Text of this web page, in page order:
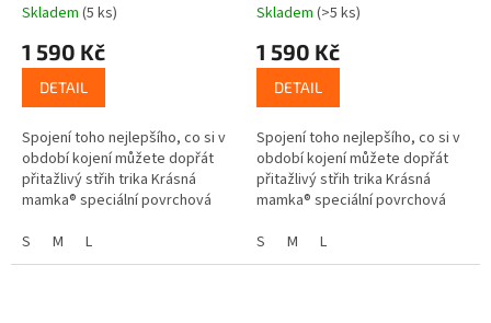
Skladem (5 ks)
1 590 Kč
DETAIL
Spojení toho nejlepšího, co si v
období kojení můžete dopřát
přitažlivý střih trika Krásná
mamka® speciální povrchová
nečistotám nebude na Vás
vidět...
S M L
Skladem (>5 ks)
1 590 Kč
DETAIL
Spojení toho nejlepšího, co si v
období kojení můžete dopřát
přitažlivý střih trika Krásná
mamka® speciální povrchová
nečistotám nebude na Vás
vidět...
S M L